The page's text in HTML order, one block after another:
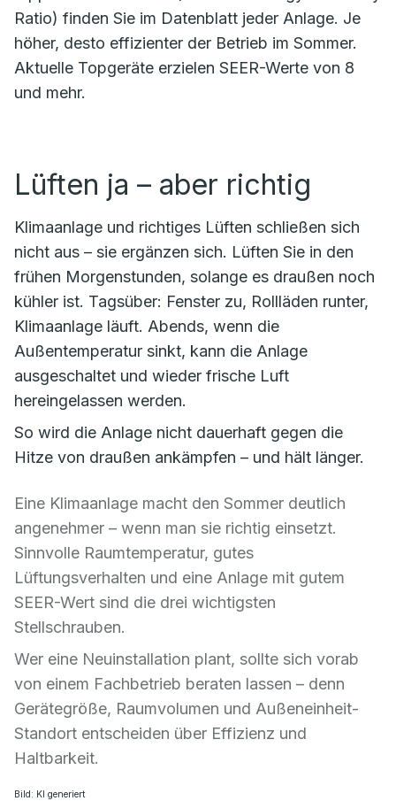
Ratio) finden Sie im Datenblatt jeder Anlage. Je
höher, desto effizienter der Betrieb im Sommer.
Aktuelle Topgeräte erzielen SEER-Werte von 8
und mehr.
Lüften ja – aber richtig
Klimaanlage und richtiges Lüften schließen sich
nicht aus – sie ergänzen sich. Lüften Sie in den
frühen Morgenstunden, solange es draußen noch
kühler ist. Tagsüber: Fenster zu, Rollläden runter,
Klimaanlage läuft. Abends, wenn die
Außentemperatur sinkt, kann die Anlage
ausgeschaltet und wieder frische Luft
hereingelassen werden.
So wird die Anlage nicht dauerhaft gegen die
Hitze von draußen ankämpfen – und hält länger.
Eine Klimaanlage macht den Sommer deutlich
angenehmer – wenn man sie richtig einsetzt.
Sinnvolle Raumtemperatur, gutes
Lüftungsverhalten und eine Anlage mit gutem
SEER-Wert sind die drei wichtigsten
Stellschrauben.
Wer eine Neuinstallation plant, sollte sich vorab
von einem Fachbetrieb beraten lassen – denn
Gerätegröße, Raumvolumen und Außeneinheit-
Standort entscheiden über Effizienz und
Haltbarkeit.
Bild: KI generiert